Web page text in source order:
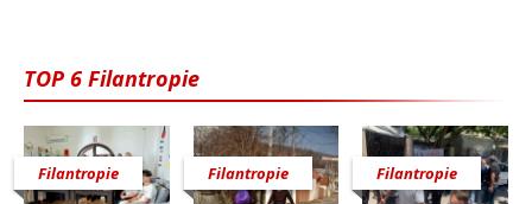
TOP 6 Filantropie
Filantropie Filantropie Filantropie